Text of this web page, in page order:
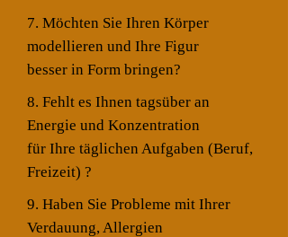
7. Möchten Sie Ihren Körper
modellieren und Ihre Figur
besser in Form bringen?
8. Fehlt es Ihnen tagsüber an
Energie und Konzentration
für Ihre täglichen Aufgaben (Beruf,
Freizeit) ?
9. Haben Sie Probleme mit Ihrer
Verdauung, Allergien